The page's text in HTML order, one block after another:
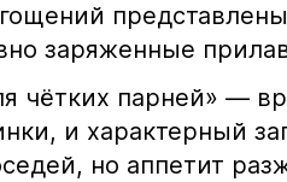
заряженные
чётких парней» —
и характерный
но аппетит